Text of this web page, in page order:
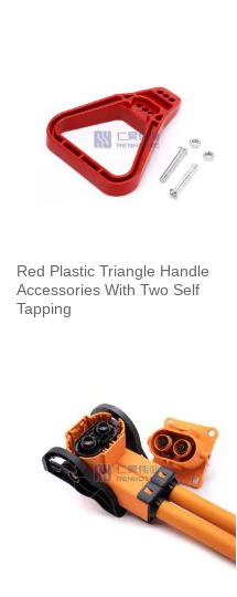
Red Plastic Triangle Handle
Accessories With Two Self
Tapping